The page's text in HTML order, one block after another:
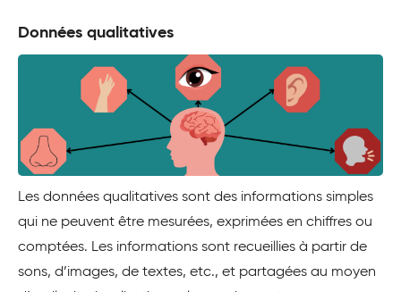
Données qualitatives
Les données qualitatives sont des informations simples
qui ne peuvent être mesurées, exprimées en chiffres ou
comptées. Les informations sont recueillies à partir de
sons, d’images, de textes, etc., et partagées au moyen